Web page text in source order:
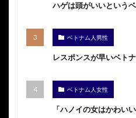
ハゲは頭がいいという
ベトナム人男性
レスポンスが早いベト
ベトナム人女性
「ハノイの女はかわい